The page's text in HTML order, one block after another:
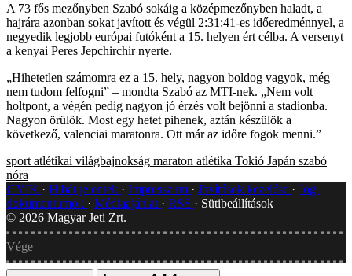
A 73 fős mezőnyben Szabó sokáig a középmezőnyben haladt, a
hajrára azonban sokat javított és végül 2:31:41-es időeredménnyel, a
negyedik legjobb európai futóként a 15. helyen ért célba. A versenyt
a kenyai Peres Jepchirchir nyerte.
„Hihetetlen számomra ez a 15. hely, nagyon boldog vagyok, még
nem tudom felfogni” – mondta Szabó az MTI-nek. „Nem volt
holtpont, a végén pedig nagyon jó érzés volt bejönni a stadionba.
Nagyon örülök. Most egy hetet pihenek, aztán készülök a
következő, valenciai maratonra. Ott már az időre fogok menni.”
sport atlétikai világbajnokság maraton atlétika Tokió Japán szabó
nóra
GYIK
Hibát jelentek Impresszum Javítások kezelése
Jogi
dokumentumok
Médiaajánlat RSS
Sütibeállítások
© 2026 Magyar Jeti Zrt.
Vége